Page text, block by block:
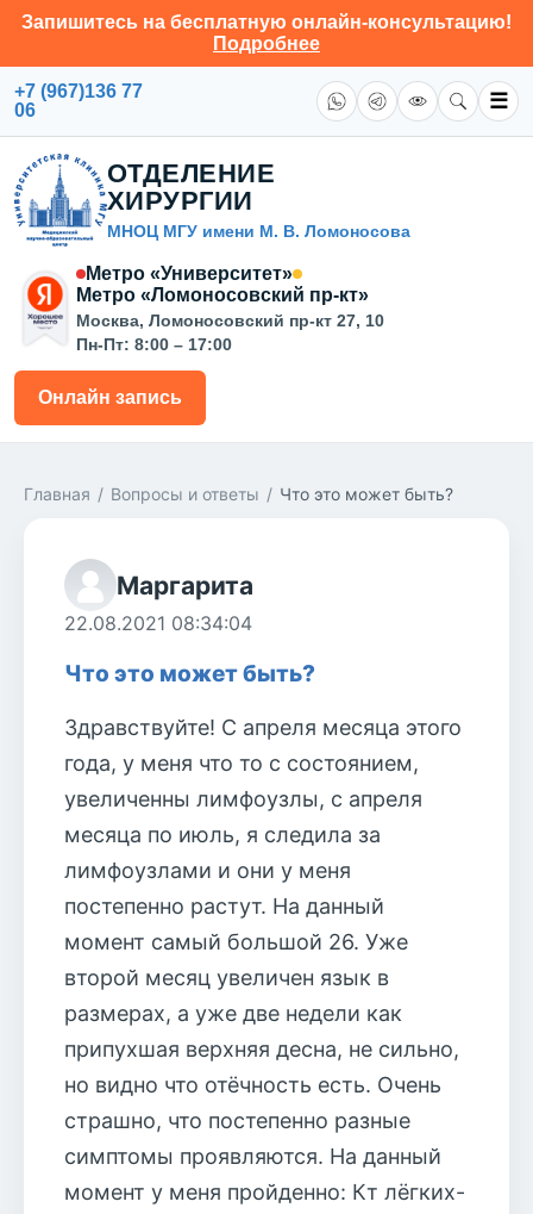
Запишитесь на бесплатную онлайн-консультацию!
Подробнее
+7 (967)136 77
06
☰
ОТДЕЛЕНИЕ
ХИРУРГИИ
МНОЦ МГУ имени М. В. Ломоносова
Метро «Университет»
Метро «Ломоносовский пр-кт»
Москва, Ломоносовский пр-кт 27, 10
Пн-Пт: 8:00 – 17:00
Онлайн запись
Главная / Вопросы и ответы / Что это может быть?
Маргарита
22.08.2021 08:34:04
Что это может быть?
Здравствуйте! С апреля месяца этого
года, у меня что то с состоянием,
увеличенны лимфоузлы, с апреля
месяца по июль, я следила за
лимфоузлами и они у меня
постепенно растут. На данный
момент самый большой 26. Уже
второй месяц увеличен язык в
размерах, а уже две недели как
припухшая верхняя десна, не сильно,
но видно что отёчность есть. Очень
страшно, что постепенно разные
симптомы проявляются. На данный
момент у меня пройденно: Кт лёгких-